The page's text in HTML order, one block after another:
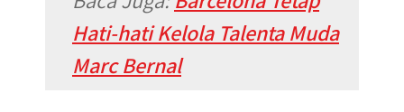
Hati-hati Kelola Talenta Muda
Marc Bernal